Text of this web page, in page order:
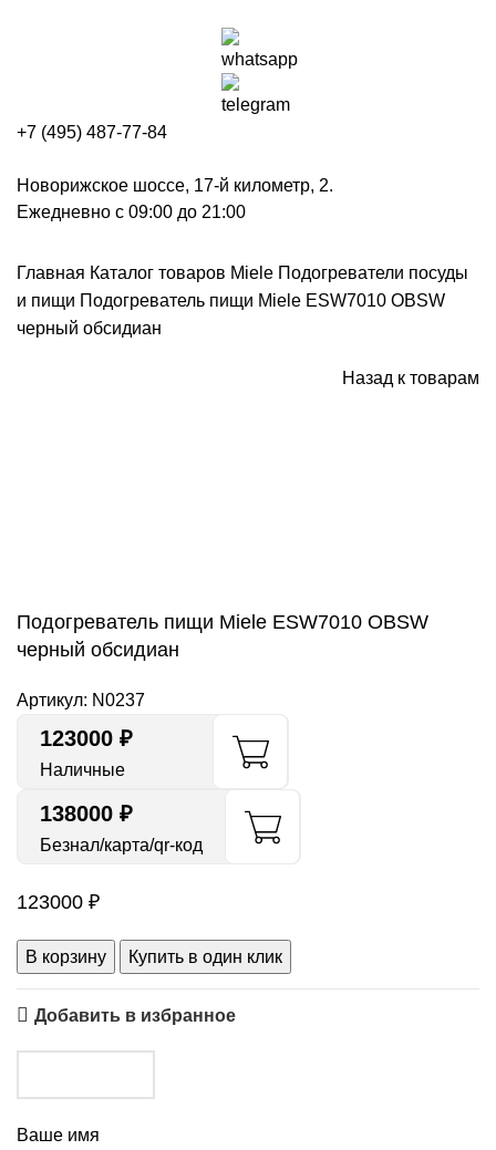
+7 (495) 487-77-84
Новорижское шоссе, 17-й километр, 2.
Ежедневно с 09:00 до 21:00
Главная Каталог товаров Miele Подогреватели посуды
и пищи Подогреватель пищи Miele ESW7010 OBSW
черный обсидиан
Назад к товарам
Подогреватель пищи Miele ESW7010 OBSW
черный обсидиан
Артикул: N0237
123000 ₽
Наличные
138000 ₽
Безнал/карта/qr-код
123000 ₽
В корзину Купить в один клик
Добавить в избранное
Ваше имя